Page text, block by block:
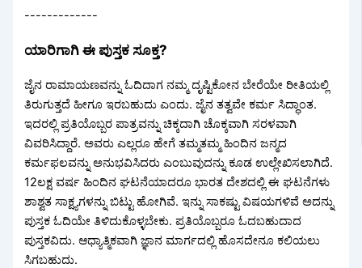
-------------
ಯಾರಿಗಾಗಿ ಈ ಪುಸ್ತಕ ಸೂಕ್ತ?
ಜೈನ ರಾಮಾಯಣವನ್ನು ಓದಿದಾಗ ನಮ್ಮ ದೃಷ್ಟಿಕೋನ ಬೇರೆಯೇ ರೀತಿಯಲ್ಲಿ
ತಿರುಗುತ್ತದೆ ಹೀಗೂ ಇರಬಹುದು ಎಂದು. ಜೈನ ತತ್ವವೇ ಕರ್ಮ ಸಿದ್ಧಾಂತ.
ಇದರಲ್ಲಿ ಪ್ರತಿಯೊಬ್ಬರ ಪಾತ್ರವನ್ನು ಚಿಕ್ಕದಾಗಿ ಚೊಕ್ಕವಾಗಿ ಸರಳವಾಗಿ
ವಿವರಿಸಿದ್ದಾರೆ. ಅವರು ಎಲ್ಲರೂ ಹೇಗೆ ತಮ್ಮತಮ್ಮ ಹಿಂದಿನ ಜನ್ಮದ
ಕರ್ಮಫಲವನ್ನು ಅನುಭವಿಸಿದರು ಎಂಬುವುದನ್ನು ಕೂಡ ಉಲ್ಲೇಖಿಸಲಾಗಿದೆ.
12ಲಕ್ಷ ವರ್ಷ ಹಿಂದಿನ ಘಟನೆಯಾದರೂ ಭಾರತ ದೇಶದಲ್ಲಿ ಈ ಘಟನೆಗಳು
ಶಾಶ್ವತ ಸಾಕ್ಷ್ಯಗಳನ್ನು ಬಿಟ್ಟು ಹೋಗಿವೆ. ಇನ್ನು ಸಾಕಷ್ಟು ವಿಷಯಗಳಿವೆ ಅದನ್ನು
ಪುಸ್ತಕ ಓದಿಯೇ ತಿಳಿದುಕೊಳ್ಳಬೇಕು. ಪ್ರತಿಯೊಬ್ಬರೂ ಓದಬಹುದಾದ
ಪುಸ್ತಕವಿದು. ಆಧ್ಯಾತ್ಮಿಕವಾಗಿ ಜ್ಞಾನ ಮಾರ್ಗದಲ್ಲಿ ಹೊಸದೇನೂ ಕಲಿಯಲು
ಸಿಗಬಹುದು.